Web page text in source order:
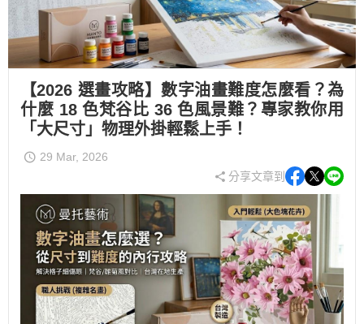
【2026 選畫攻略】數字油畫難度怎麼看？為
什麼 18 色梵谷比 36 色風景難？專家教你用
「大尺寸」物理外掛輕鬆上手！
29 Mar, 2026
分享文章到